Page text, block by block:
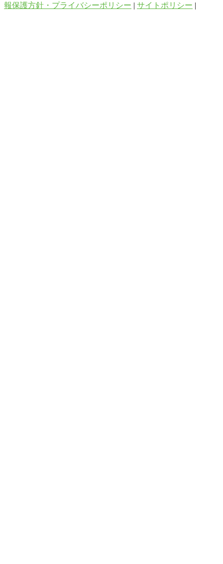
報保護方針・プライバシーポリシー | サイトポリシー |